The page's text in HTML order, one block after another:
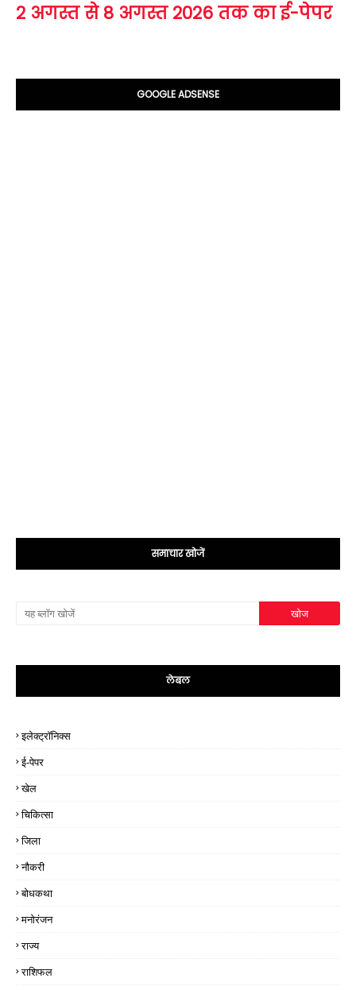
2 अगस्त से 8 अगस्त 2026 तक का ई-पेपर
GOOGLE ADSENSE
समाचार खोजें
लेबल
इलेक्ट्रॉनिक्स
ई-पेपर
खेल
चिकित्सा
जिला
नौकरी
बोधकथा
मनोरंजन
राज्य
राशिफल